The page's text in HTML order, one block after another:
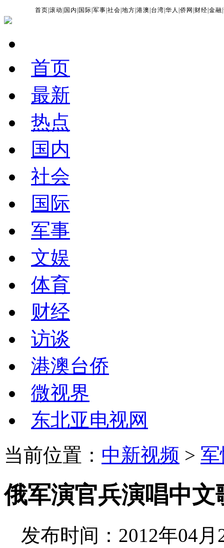
首页 |滚动 国内 国际 |军事 |社会 |地方 |港澳 台湾 |华人 |侨网 财经 |金融 |
首页
最新
热点
国内
社会
国际
军事
文娱
体育
财经
访谈
港澳台侨
微视界
东北亚电视网
当前位置： 中新视频 >
俄军演官兵演唱中
发布时间：2012年04月